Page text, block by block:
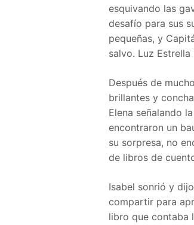
esquivando las
desafío para sus
pequeñas, y
salvo. Luz
Después de
brillantes y
Elena señalando
encontraron un
su sorpresa, no
de libros de
Isabel sonrió y
compartir para
libro que contaba